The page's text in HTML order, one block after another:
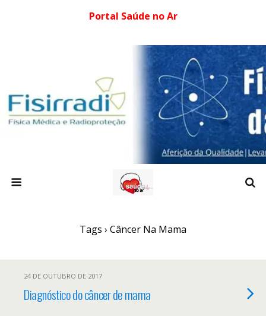
Portal Saúde no Ar
Tags › Câncer Na Mama
24 DE OUTUBRO DE 2017
Diagnóstico do câncer de mama